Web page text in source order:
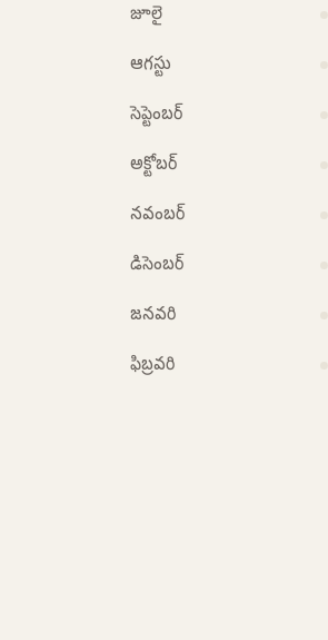
జూలై
ఆగస్టు
సెప్టెంబర్
అక్టోబర్
నవంబర్
డిసెంబర్
జనవరి
ఫిబ్రవరి